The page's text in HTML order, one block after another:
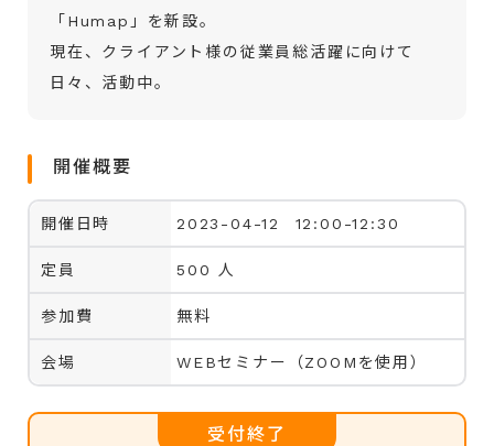
「Humap」を新設。
現在、クライアント様の従業員総活躍に向けて
日々、活動中。
開催概要
開催日時 2023-04-12 12:00-12:30
定員 500 人
参加費 無料
会場 WEBセミナー（ZOOMを使用）
受付終了